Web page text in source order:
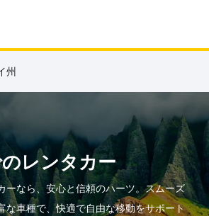
州
レンタカー
ーなら、安心と信頼のハーツ。スムーズ
な車種で、快適で自由な移動をサポート